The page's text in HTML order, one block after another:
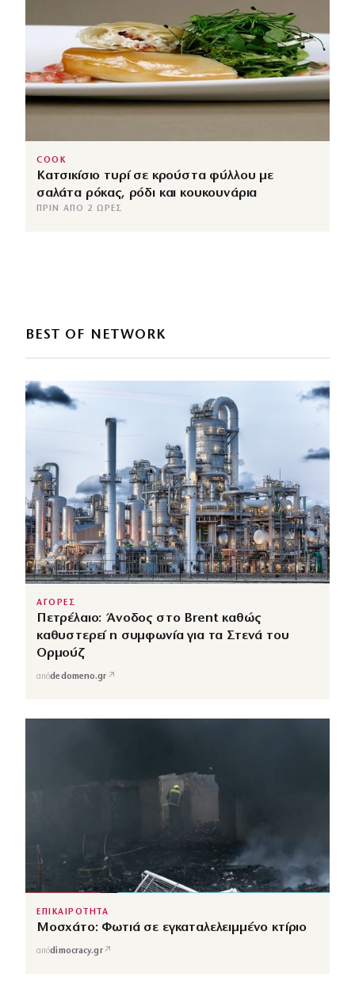
COOK
Κατσικίσιο τυρί σε κρούστα φύλλου με
σαλάτα ρόκας, ρόδι και κουκουνάρια
ΠΡΙΝ ΑΠΌ 2 ΏΡΕΣ
BEST OF NETWORK
ΑΓΟΡΕΣ
Πετρέλαιο: Άνοδος στο Brent καθώς
καθυστερεί η συμφωνία για τα Στενά του
Ορμούζ
απόdedomeno.gr ↗
ΕΠΙΚΑΙΡΟΤΗΤΑ
Μοσχάτο: Φωτιά σε εγκαταλελειμμένο κτίριο
απόdimocracy.gr↗